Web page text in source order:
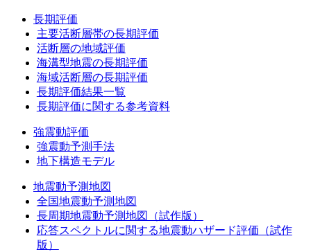
長期評価
主要活断層帯の長期評価
活断層の地域評価
海溝型地震の長期評価
海域活断層の長期評価
長期評価結果一覧
長期評価に関する参考資料
強震動評価
強震動予測手法
地下構造モデル
地震動予測地図
全国地震動予測地図
長周期地震動予測地図（試作版）
応答スペクトルに関する地震動ハザード評価（試作
版）